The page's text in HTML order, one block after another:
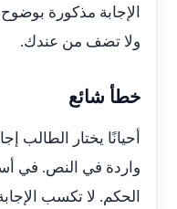
الإجابة مذكورة
ولا تضف من عندك.
خطأ شائع
أحيانًا يختار الطالب
واردة في النص. في
الحكم. لا تكسب